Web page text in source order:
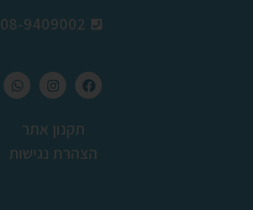
08-9409002
תקנון אתר
הצהרת נגישות